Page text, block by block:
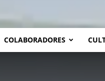
COLABORADORES